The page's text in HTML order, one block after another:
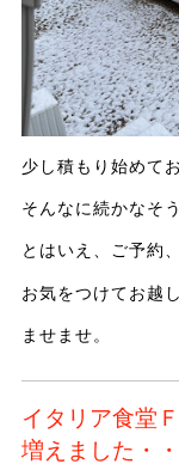
少し積もり始めて
そんなに続かなそ
とはいえ、ご予約
お気をつけてお越
ませませ。
イタリア食堂
増えました・